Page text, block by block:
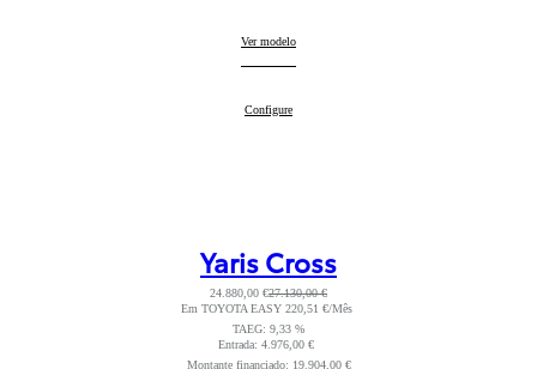
Yaris:
Ver modelo
Yaris:
Configure
Yaris Cross
24.880,00 €27.130,00 €
Em TOYOTA EASY 220,51 €/MêsRead Disclaimer
TAEG: 9,33 %
Entrada: 4.976,00 €
Montante financiado: 19.904,00 €